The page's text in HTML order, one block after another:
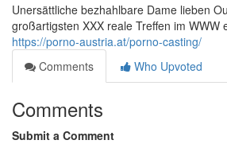
Unersättliche bezhahlbare Dame lieben
großartigsten XXX reale Treffen im WWW
https://porno-austria.at/porno-casting/
Comments
Who Upvoted
Comments
Submit a Comment